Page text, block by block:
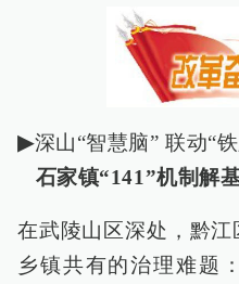
▶深山“智慧脑” 联动“
石家镇“141”机制解
在武陵山区深处，黔
乡镇共有的治理难题